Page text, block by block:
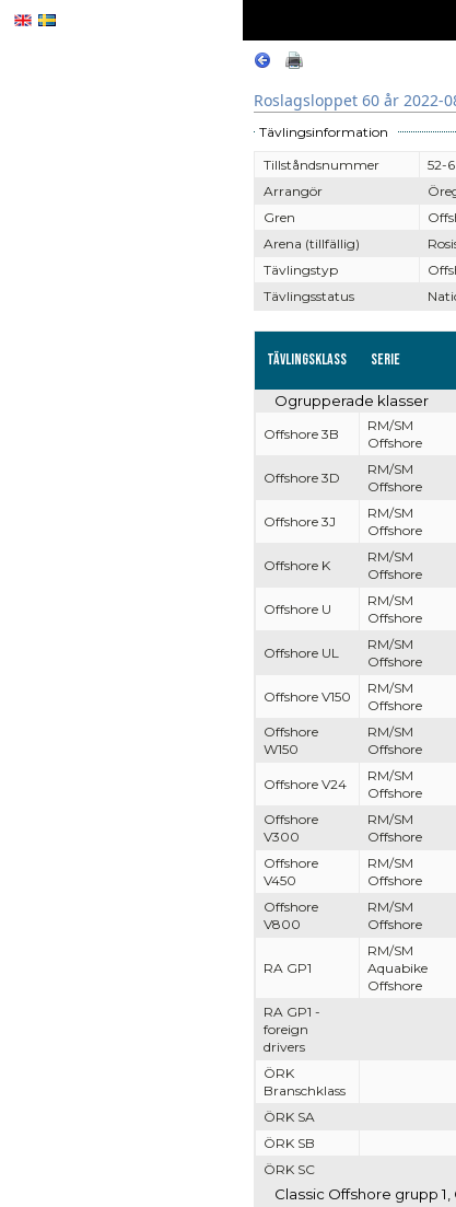
Roslagsloppet 60 år 2022-
Tävlingsinformation
Tillståndsnummer
52-6
Arrangör
Gren
Arena (tillfällig)
Tävlingstyp
Tävlingsstatus
Tävlingsklass Serie
Ogrupperade klasser
Offshore 3B
RM/SM
Offshore
Offshore 3D
RM/SM
Offshore
Offshore 3J
RM/SM
Offshore
Offshore K
RM/SM
Offshore
Offshore U
RM/SM
Offshore
Offshore UL
RM/SM
Offshore
Offshore V150
RM/SM
Offshore
Offshore
W150
RM/SM
Offshore
Offshore V24
RM/SM
Offshore
Offshore
V300
RM/SM
Offshore
Offshore
V450
RM/SM
Offshore
Offshore
V800
RM/SM
Offshore
RA GP1
RM/SM
Aquabike
Offshore
RA GP1 -
foreign
drivers
ÖRK
Branschklass
ÖRK SA
ÖRK SB
ÖRK SC
Classic Offshore grupp